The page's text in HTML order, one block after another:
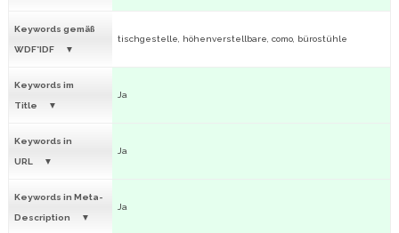
Keywords gemäß
WDF*IDF
tischgestelle, höhenverstellbare, como, bürostühle
Keywords im
Title
Ja
Keywords in
URL
Ja
Keywords in Meta-
Description
Ja